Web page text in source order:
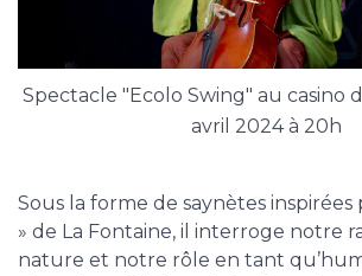
Spectacle "Ecolo Swing" au casino
avril 2024 à 20h
Sous la forme de saynètes inspirées
» de La Fontaine, il interroge notre
nature et notre rôle en tant